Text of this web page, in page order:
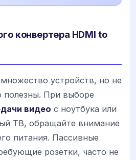
конвертера HDMI to
устройств, но не
полезны. При выборе
видео с ноутбука или
ТВ, обращайте внимание
питания. Пассивные
розетки, часто не